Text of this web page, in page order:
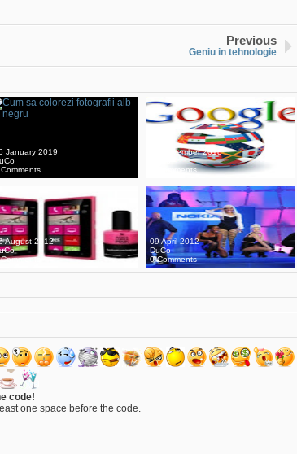
Previous
Geniu in tehnologie
January 2019
20 November 2018
0 Comments
August 2012
09 April 2012
DuCo
0 Comments
code!
one space before the code.